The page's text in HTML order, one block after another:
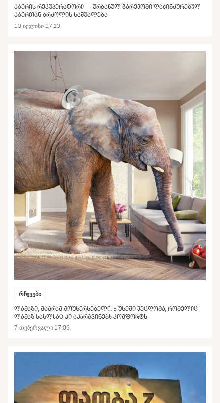
ᲰᲐᲔᲠᲘᲡ ᲠᲔᲙᲣᲞᲔᲠᲐᲢᲝᲠᲘ — ᲣᲠᲑᲐᲜᲣᲚ ᲒᲐᲠᲔᲛᲝᲨᲘ ᲓᲐᲑᲘᲜᲫᲣᲠᲔᲑᲣᲚ
ᲰᲐᲔᲠᲗᲐᲜ ᲑᲠᲫᲝᲚᲘᲡ ᲡᲐᲨᲣᲐᲚᲔᲑᲐ
13 ივლისი 17:23
რჩევები
ᲚᲐᲛᲐᲖᲘ, ᲛᲐᲒᲠᲐᲛ ᲛᲝᲣᲮᲔᲠᲮᲔᲑᲔᲚᲘ: 5 ᲣᲮᲔᲨᲘ ᲨᲔᲪᲓᲝᲛᲐ, ᲠᲝᲛᲔᲚᲘᲪ
ᲚᲐᲛᲐᲖ ᲡᲐᲮᲚᲡᲐᲪ ᲙᲘ ᲐᲙᲐᲠᲒᲕᲘᲜᲔᲑᲡ ᲙᲝᲛᲤᲝᲠᲢᲡ
7 თებერვალი 17:06